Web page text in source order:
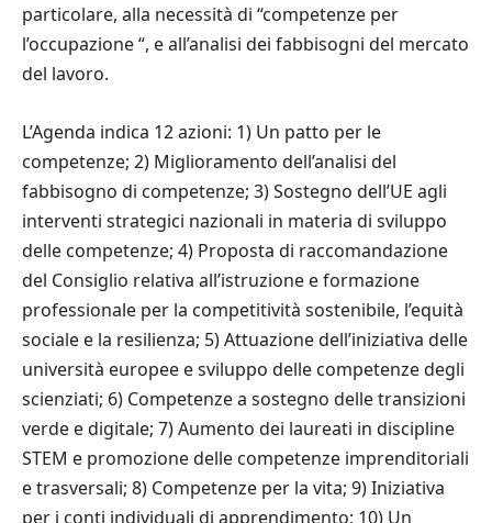
particolare, alla necessità di “competenze per
l’occupazione“, e all’analisi dei fabbisogni del mercato
del lavoro.
L’Agenda indica 12 azioni: 1) Un patto per le
competenze; 2) Miglioramento dell’analisi del
fabbisogno di competenze; 3) Sostegno dell’UE agli
interventi strategici nazionali in materia di sviluppo
delle competenze; 4) Proposta di raccomandazione
del Consiglio relativa all’istruzione e formazione
professionale per la competitività sostenibile, l’equità
sociale e la resilienza; 5) Attuazione dell’iniziativa delle
università europee e sviluppo delle competenze degli
scienziati; 6) Competenze a sostegno delle transizioni
verde e digitale; 7) Aumento dei laureati in discipline
STEM e promozione delle competenze imprenditoriali
e trasversali; 8) Competenze per la vita; 9) Iniziativa
per i conti individuali di apprendimento; 10) Un